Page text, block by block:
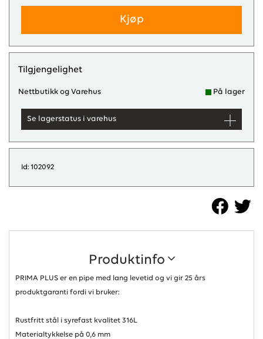
Kjøp
Tilgjengelighet
Nettbutikk og Varehus På lager
Se lagerstatus i varehus
Id: 102092
Produktinfo
PRIMA PLUS er en pipe med lang levetid og vi gir 25 års
produktgaranti fordi vi bruker:
Rustfritt stål i syrefast kvalitet 316L
Materialtykkelse på 0,6 mm